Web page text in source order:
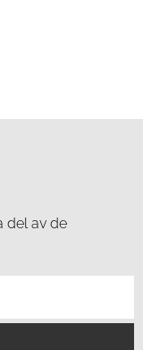
del av de